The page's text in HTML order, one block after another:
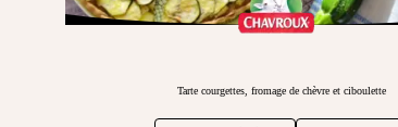
Tarte courgettes, fromage de chèvre et ciboulette